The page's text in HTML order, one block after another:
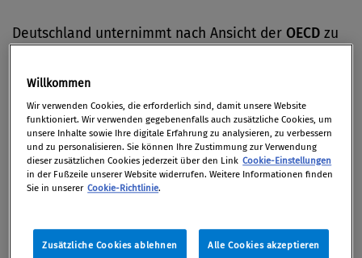
Deutschland unternimmt nach Ansicht der OECD zu
den internationalen Terrorismus. Finanzminister
Wolfgang Schäuble fordert deshalb aus dem
Justizministerium Sofortmaßnahmen.
(Wirtschaftswoche)
Kartellrecht
Deutsche Bahnwill laut
Wirtschaftsblatt
Willkommen
Wir verwenden Cookies, die erforderlich sind, damit unsere Website
funktioniert. Wir verwenden gegebenenfalls auch zusätzliche Cookies, um
unsere Inhalte sowie Ihre digitale Erfahrung zu analysieren, zu verbessern
und zu personalisieren. Sie können Ihre Zustimmung zur Verwendung
dieser zusätzlichen Cookies jederzeit über den Link Cookie-Einstellungen
in der Fußzeile unserer Website widerrufen. Weitere Informationen finden
Sie in unserer Cookie-Richtlinie.
Zusätzliche Cookies ablehnen Alle Cookies akzeptieren